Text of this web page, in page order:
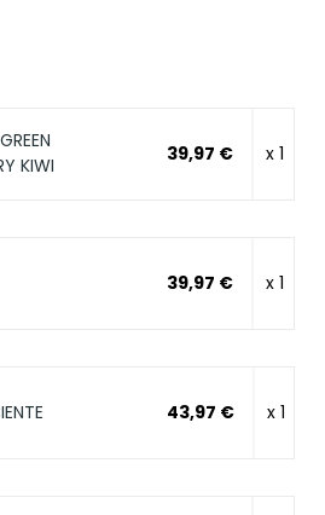
KIWI
39,97 € x 1
39,97 € x 1
43,97 € x 1